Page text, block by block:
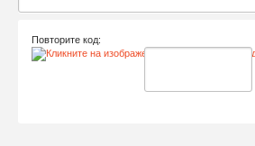
Повторите код: